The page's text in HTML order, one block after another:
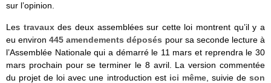
sur l’opinion.
Les travauxdes deux assemblées sur cette loi montrent qu’il y a
eu environ445 amendements déposés pour sa seconde lecture à
l’Assemblée Nationale qui a démarré le 11 mars et reprendra le 30
mars prochain pour se terminer le 8 avril. La version commentée
du projet de loi avec une introduction est ici même, suivie deson